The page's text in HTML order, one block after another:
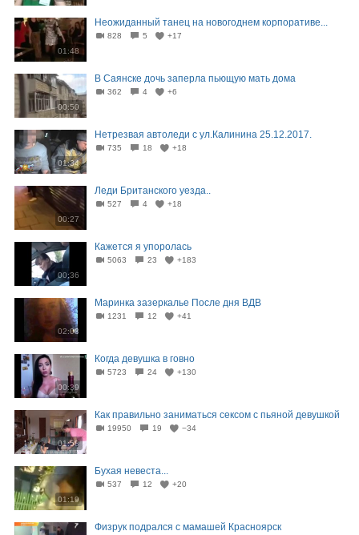
01:48
Неожиданный танец на новогоднем корпоративе...
828 5 +17
00:50
В Саянске дочь заперла пьющую мать дома
362 4 +6
01:34
Нетрезвая автоледи с ул.Калинина 25.12.2017.
735 18 +18
00:27
Леди Британского уезда..
527 4 +18
00:36
Кажется я упоролась
5063 23 +183
02:03
Маринка зазеркалье После дня ВДВ
1231 12 +41
00:39
Когда девушка в говно
5723 24 +130
01:58
Как правильно заниматься сексом с пьяной девушкой
19950 19 −34
01:19
Бухая невеста...
537 12 +20
Физрук подрался с мамашей Красноярск